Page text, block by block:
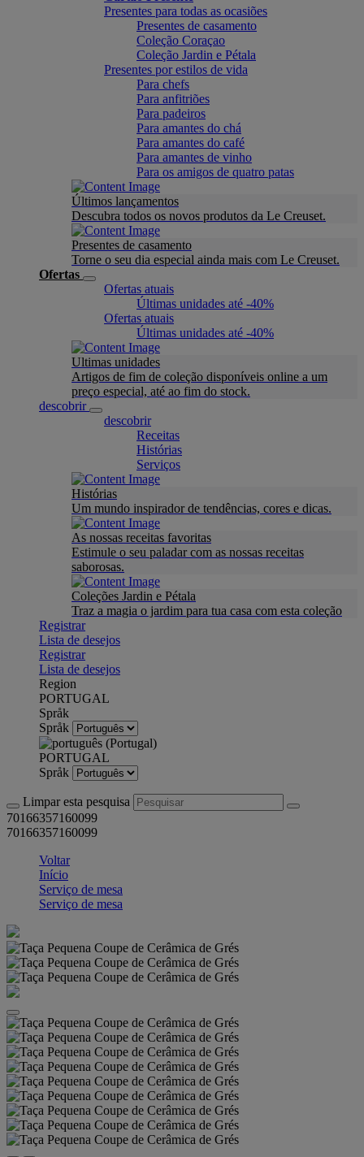
Presentes para todas as ocasiões
Presentes de casamento
Coleção Coraçao
Coleção Jardin e Pétala
Presentes por estilos de vida
Para chefs
Para anfitriões
Para padeiros
Para amantes do chá
Para amantes do café
Para amantes de vinho
Para os amigos de quatro patas
Últimos lançamentos
Descubra todos os novos produtos da Le Creuset.
Presentes de casamento
Torne o seu dia especial ainda mais com Le Creuset.
Ofertas
Ofertas atuais
Últimas unidades até -40%
Ofertas atuais
Últimas unidades até -40%
Ultimas unidades
Artigos de fim de coleção disponíveis online a um
preço especial, até ao fim do stock.
descobrir
descobrir
Receitas
Histórias
Serviços
Histórias
Um mundo inspirador de tendências, cores e dicas.
As nossas receitas favoritas
Estimule o seu paladar com as nossas receitas
saborosas.
Coleções Jardin e Pétala
Traz a magia o jardim para tua casa com esta coleção
Registrar
Lista de desejos
Registrar
Lista de desejos
Region
PORTUGAL
Språk
Språk
PORTUGAL
Språk
Limpar esta pesquisa
70166357160099
70166357160099
Voltar
Início
Serviço de mesa
Serviço de mesa